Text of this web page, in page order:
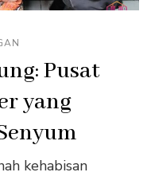
Pusat
yang
kehabisan